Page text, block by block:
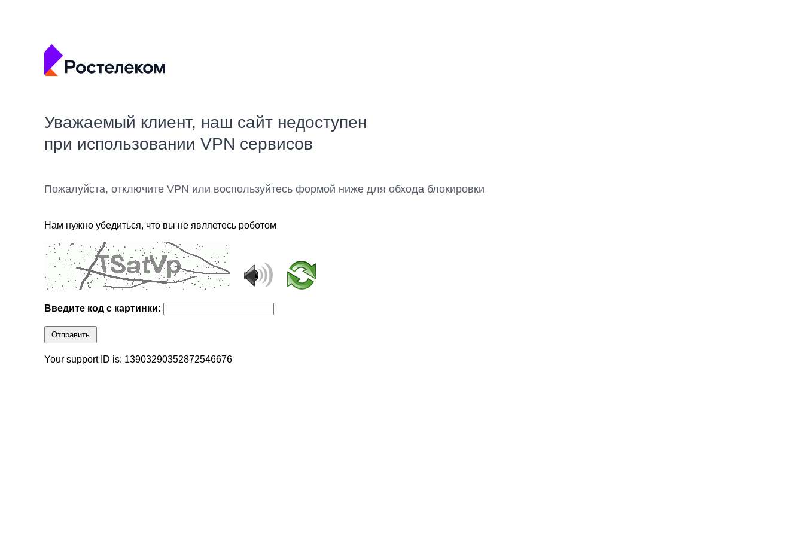
Уважаемый клиент, наш сайт недоступен
при использовании VPN сервисов
Пожалуйста, отключите VPN или воспользуйтесь формой ниже для обхода блокировки
Нам нужно убедиться, что вы не являетесь роботом
Введите код с картинки:
Отправить
Your support ID is: 13903290352872546676